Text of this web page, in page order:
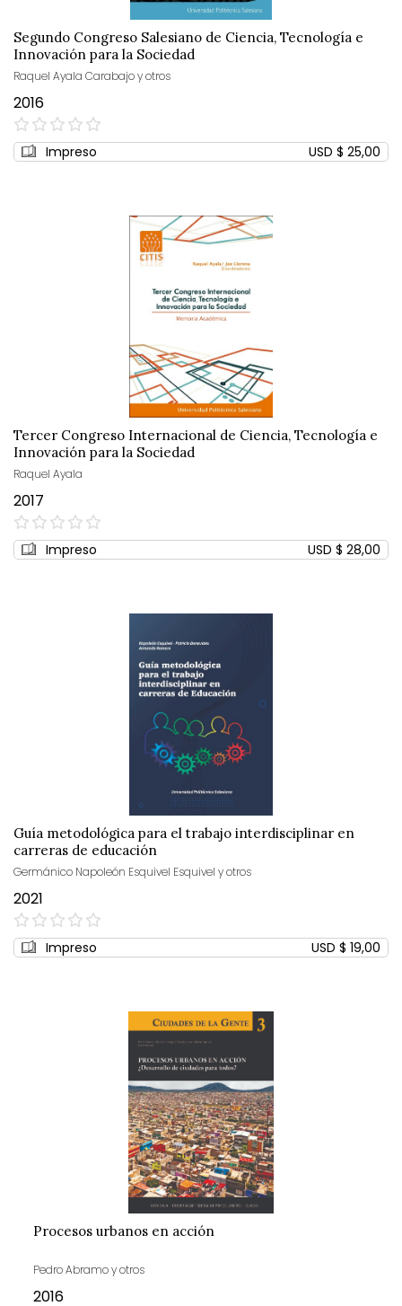
Segundo Congreso Salesiano de Ciencia, Tecnología e
Innovación para la Sociedad
Raquel Ayala Carabajo y otros
2016
0%
Impreso USD $ 25,00
Tercer Congreso Internacional de Ciencia, Tecnología e
Innovación para la Sociedad
Raquel Ayala
2017
0%
Impreso USD $ 28,00
Guía metodológica para el trabajo interdisciplinar en
carreras de educación
Germánico Napoleón Esquivel Esquivel y otros
2021
0%
Impreso USD $ 19,00
Procesos urbanos en acción
Pedro Abramo y otros
2016